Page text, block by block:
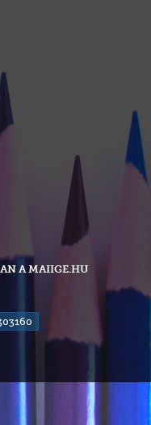
A MAIIGE.HU